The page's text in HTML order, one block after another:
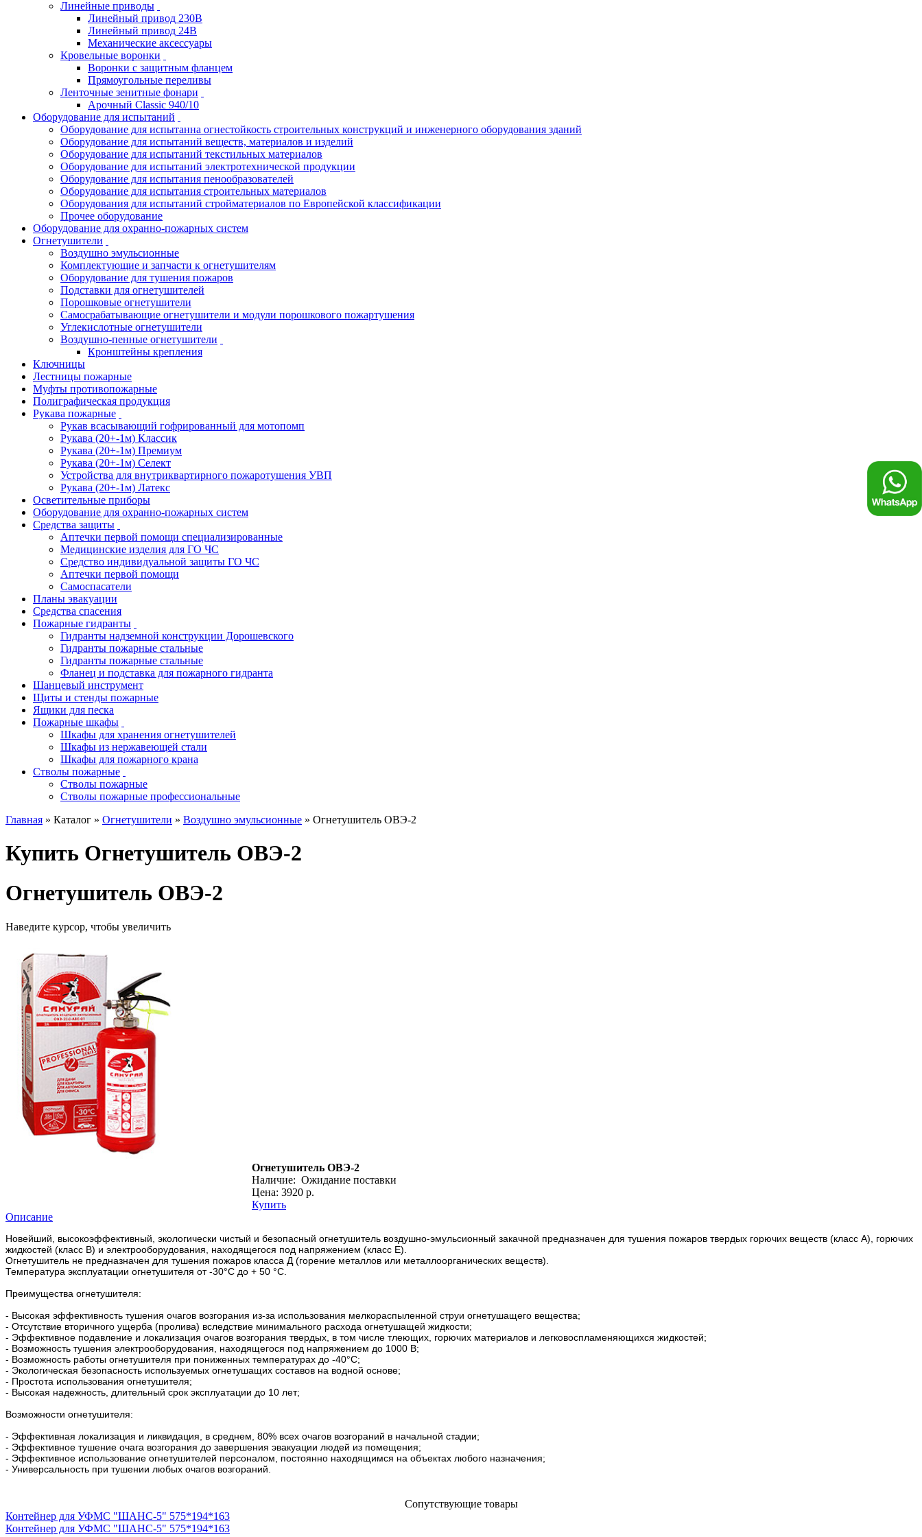
Линейные приводы
Линейный привод 230В
Линейный привод 24В
Механические аксессуары
Кровельные воронки
Воронки с защитным фланцем
Прямоугольные переливы
Ленточные зенитные фонари
Арочный Classic 940/10
Оборудование для испытаний
Оборудование для испытанна огнестойкость строительных конструкций и инженерного оборудования зданий
Оборудование для испытаний веществ, материалов и изделий
Оборудование для испытаний текстильных материалов
Оборудование для испытаний электротехнической продукции
Оборудование для испытания пенообразователей
Оборудование для испытания строительных материалов
Оборудования для испытаний стройматериалов по Европейской классификации
Прочее оборудование
Оборудование для охранно-пожарных систем
Огнетушители
Воздушно эмульсионные
Комплектующие и запчасти к огнетушителям
Оборудование для тушения пожаров
Подставки для огнетушителей
Порошковые огнетушители
Самосрабатывающие огнетушители и модули порошкового пожартушения
Углекислотные огнетушители
Воздушно-пенные огнетушители
Кронштейны крепления
Ключницы
Лестницы пожарные
Муфты противопожарные
Полиграфическая продукция
Рукава пожарные
Рукав всасывающий гофрированный для мотопомп
Рукава (20+-1м) Классик
Рукава (20+-1м) Премиум
Рукава (20+-1м) Селект
Устройства для внутриквартирного пожаротушения УВП
Рукава (20+-1м) Латекс
Осветительные приборы
Оборудование для охранно-пожарных систем
Средства защиты
Аптечки первой помощи специализированные
Медицинские изделия для ГО ЧС
Средство индивидуальной защиты ГО ЧС
Аптечки первой помощи
Самоспасатели
Планы эвакуации
Средства спасения
Пожарные гидранты
Гидранты надземной конструкции Дорошевского
Гидранты пожарные стальные
Гидранты пожарные стальные
Фланец и подставка для пожарного гидранта
Шанцевый инструмент
Щиты и стенды пожарные
Ящики для песка
Пожарные шкафы
Шкафы для хранения огнетушителей
Шкафы из нержавеющей стали
Шкафы для пожарного крана
Стволы пожарные
Стволы пожарные
Стволы пожарные профессиональные
Главная » Каталог » Огнетушители » Воздушно эмульсионные » Огнетушитель ОВЭ-2
Купить Огнетушитель ОВЭ-2
Огнетушитель ОВЭ-2
Наведите курсор, чтобы увеличить
Огнетушитель ОВЭ-2
Наличие: Ожидание поставки
Цена: 3920 р.
Купить
Описание
Новейший, высокоэффективный, экологически чистый и безопасный огнетушитель воздушно-эмульсионный закачной предназначен для тушения пожаров твердых горючих веществ (класс А), горючих
жидкостей (класс В) и электрооборудования, находящегося под напряжением (класс Е).
Огнетушитель не предназначен для тушения пожаров класса Д (горение металлов или металлоорганических веществ).
Температура эксплуатации огнетушителя от -30°С до + 50 °С.
Преимущества огнетушителя:
- Высокая эффективность тушения очагов возгорания из-за использования мелкораспыленной струи огнетушащего вещества;
- Отсутствие вторичного ущерба (пролива) вследствие минимального расхода огнетушащей жидкости;
- Эффективное подавление и локализация очагов возгорания твердых, в том числе тлеющих, горючих материалов и легковоспламеняющихся жидкостей;
- Возможность тушения электрооборудования, находящегося под напряжением до 1000 В;
- Возможность работы огнетушителя при пониженных температурах до -40°С;
- Экологическая безопасность используемых огнетушащих составов на водной основе;
- Простота использования огнетушителя;
- Высокая надежность, длительный срок эксплуатации до 10 лет;
Возможности огнетушителя:
- Эффективная локализация и ликвидация, в среднем, 80% всех очагов возгораний в начальной стадии;
- Эффективное тушение очага возгорания до завершения эвакуации людей из помещения;
- Эффективное использование огнетушителей персоналом, постоянно находящимся на объектах любого назначения;
- Универсальность при тушении любых очагов возгораний.
Сопутствующие товары
Контейнер для УФМС "ШАНС-5" 575*194*163
Контейнер для УФМС "ШАНС-5" 575*194*163